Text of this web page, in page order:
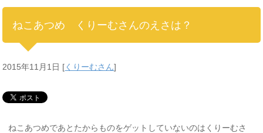
ねこあつめ くりーむさんのえさは？
2015年11月1日 [くりーむさん]
ねこあつめであとたからものをゲットしていないのはくりーむさ